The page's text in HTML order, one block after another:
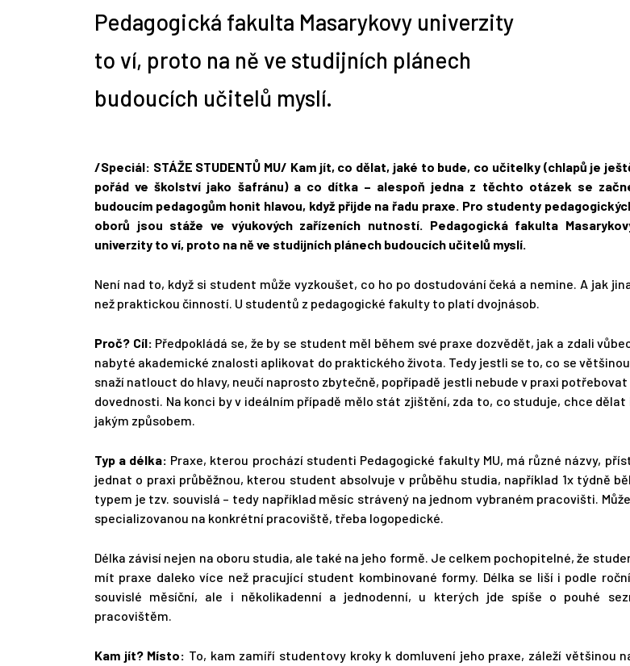
Pedagogická fakulta Masarykovy univerzity
to ví, proto na ně ve studijních plánech
budoucích učitelů myslí.
/Speciál: STÁŽE STUDENTŮ MU/ Kam jí­­­­­­­­­­­­­­­­­­­­­­­t, co dělat, jaké to bude, co učitelky (chlapů je
pořád ve školství jako šafránu) a co dítka – alespoň jedna z těchto otázek se
budoucím pedagogům honit hlavou, když přijde na řadu praxe. Pro studenty
oborů jsou stáže ve výukových zařízeních nutností. Pedagogická fakulta
univerzity to ví, proto na ně ve studijních plánech budoucích učitelů myslí.
Není nad to, když si student může vyzkoušet, co ho po dostudování čeká a nemine. A jak
než praktickou činností. U studentů z pedagogické fakulty to platí dvojnásob.
Proč? Cíl: Předpokládá se, že by se student měl během své praxe dozvědět, jak a zdali
nabyté akademické znalosti aplikovat do praktického života. Tedy jestli se to, co se
snaží natlouct do hlavy, neučí naprosto zbytečně, popřípadě jestli nebude v praxi
dovednosti. Na konci by v ideálním případě mělo stát zjištění, zda to, co studuje, chce
jakým způsobem.
Typ a délka: Praxe, kterou prochází studenti Pedagogické fakulty MU, má různé názvy,
jednat o praxi průběžnou, kterou student absolvuje v průběhu studia, například 1x týdně
typem je tzv. souvislá – tedy například měsíc strávený na jednom vybraném pracovišti.
specializovanou na konkrétní pracoviště, třeba logopedické.
Délka závisí nejen na oboru studia, ale také na jeho formě. Je celkem pochopitelné, že
mít praxe daleko více než pracující student kombinované formy. Délka se liší i podle
souvislé měsíční, ale i několikadenní a jednodenní, u kterých jde spíše o pouhé
pracovištěm.
Kam jít? Místo: To, kam zamíří studentovy kroky k domluvení jeho praxe, záleží většinou